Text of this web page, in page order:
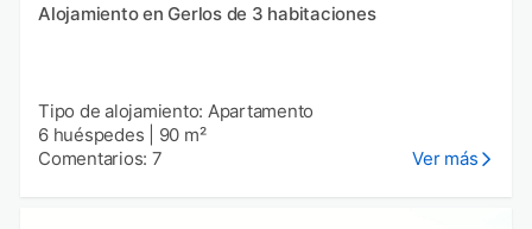
Alojamiento en Gerlos de 3 habitaciones
Tipo de alojamiento: Apartamento
6 huéspedes
90 m²
Comentarios: 7
Ver más